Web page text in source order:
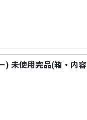
) 未使用完品(箱・内容